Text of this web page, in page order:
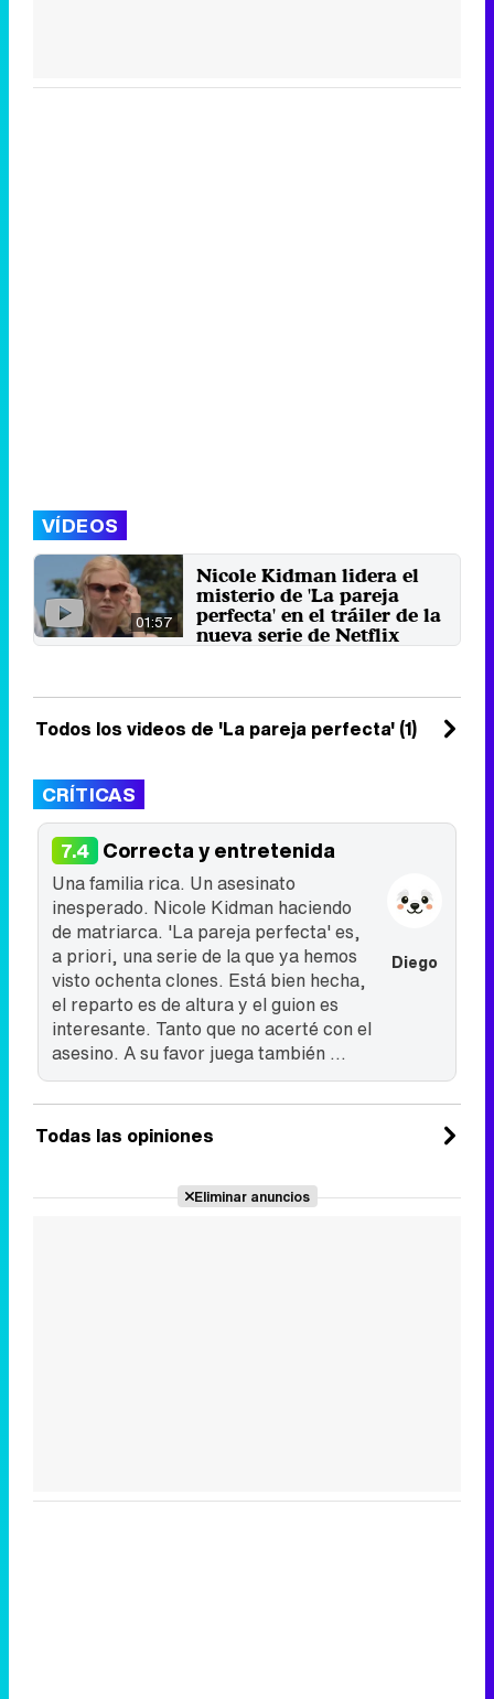
VÍDEOS
01:57
Nicole Kidman lidera el
misterio de 'La pareja
perfecta' en el tráiler de la
nueva serie de Netflix
Todos los videos de 'La pareja perfecta' (1)
CRÍTICAS
7.4 Correcta y entretenida
Diego
Una familia rica. Un asesinato
inesperado. Nicole Kidman haciendo
de matriarca. 'La pareja perfecta' es,
a priori, una serie de la que ya hemos
visto ochenta clones. Está bien hecha,
el reparto es de altura y el guion es
interesante. Tanto que no acerté con el
asesino. A su favor juega también ...
Todas las opiniones
Eliminar anuncios